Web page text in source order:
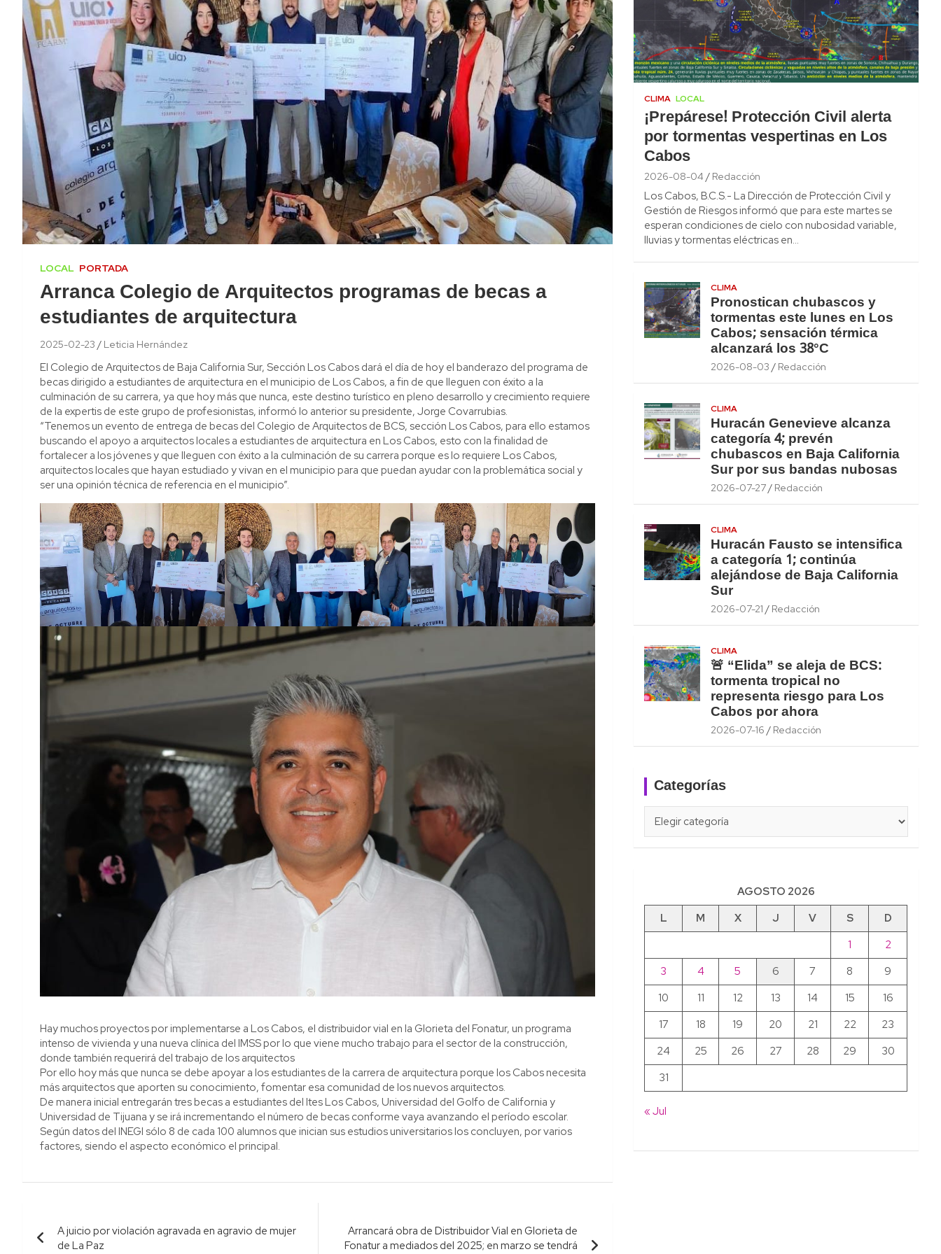
LOCAL PORTADA
Arranca Colegio de Arquitectos programas de becas a
estudiantes de arquitectura
2025-02-23 Leticia Hernández
El Colegio de Arquitectos de Baja California Sur, Sección Los Cabos dará el día de hoy el banderazo del programa de
becas dirigido a estudiantes de arquitectura en el municipio de Los Cabos, a fin de que lleguen con éxito a la
culminación de su carrera, ya que hoy más que nunca, este destino turístico en pleno desarrollo y crecimiento requiere
de la expertis de este grupo de profesionistas, informó lo anterior su presidente, Jorge Covarrubias.
“Tenemos un evento de entrega de becas del Colegio de Arquitectos de BCS, sección Los Cabos, para ello estamos
buscando el apoyo a arquitectos locales a estudiantes de arquitectura en Los Cabos, esto con la finalidad de
fortalecer a los jóvenes y que lleguen con éxito a la culminación de su carrera porque es lo requiere Los Cabos,
arquitectos locales que hayan estudiado y vivan en el municipio para que puedan ayudar con la problemática social y
ser una opinión técnica de referencia en el municipio”.
Hay muchos proyectos por implementarse a Los Cabos, el distribuidor vial en la Glorieta del Fonatur, un programa
intenso de vivienda y una nueva clínica del IMSS por lo que viene mucho trabajo para el sector de la construcción,
donde también requerirá del trabajo de los arquitectos
Por ello hoy más que nunca se debe apoyar a los estudiantes de la carrera de arquitectura porque los Cabos necesita
más arquitectos que aporten su conocimiento, fomentar esa comunidad de los nuevos arquitectos.
De manera inicial entregarán tres becas a estudiantes del Ites Los Cabos, Universidad del Golfo de California y
Universidad de Tijuana y se irá incrementando el número de becas conforme vaya avanzando el período escolar.
Según datos del INEGI sólo 8 de cada 100 alumnos que inician sus estudios universitarios los concluyen, por varios
factores, siendo el aspecto económico el principal.
Navegación
de
A juicio por violación agravada en agravio de mujer
de La Paz
Arrancará obra de Distribuidor Vial en Glorieta de
Fonatur a mediados del 2025; en marzo se tendrá
CLIMA LOCAL
¡Prepárese! Protección Civil alerta
por tormentas vespertinas en Los
Cabos
2026-08-04 Redacción
Los Cabos, B.C.S.- La Dirección de Protección Civil y
Gestión de Riesgos informó que para este martes se
esperan condiciones de cielo con nubosidad variable,
lluvias y tormentas eléctricas en…
CLIMA
Pronostican chubascos y
tormentas este lunes en Los
Cabos; sensación térmica
alcanzará los 38°C
2026-08-03 Redacción
CLIMA
Huracán Genevieve alcanza
categoría 4; prevén
chubascos en Baja California
Sur por sus bandas nubosas
2026-07-27 Redacción
CLIMA
Huracán Fausto se intensifica
a categoría 1; continúa
alejándose de Baja California
Sur
2026-07-21 Redacción
CLIMA
🚨 “Elida” se aleja de BCS:
tormenta tropical no
representa riesgo para Los
Cabos por ahora
2026-07-16 Redacción
Categorías
AGOSTO 2026
L
M X J V S
D
1
2
3
4 5 6 7 8
9
10
11 12 13 14 15
16
17
18 19 20 21 22
23
24
25 26 27 28 29
30
31
« Jul